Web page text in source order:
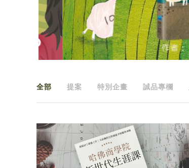
全部 提案 特別企畫 誠品專欄